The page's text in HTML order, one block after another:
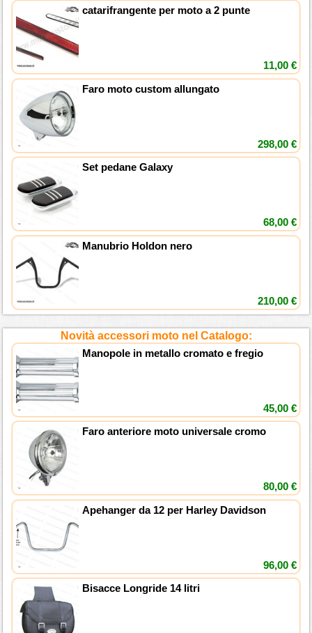
catarifrangente per moto a 2 punte
11,00 €
Faro moto custom allungato
298,00 €
Set pedane Galaxy
68,00 €
Manubrio Holdon nero
210,00 €
Novità accessori moto nel Catalogo:
Manopole in metallo cromato e fregio
45,00 €
Faro anteriore moto universale cromo
80,00 €
Apehanger da 12 per Harley Davidson
96,00 €
Bisacce Longride 14 litri